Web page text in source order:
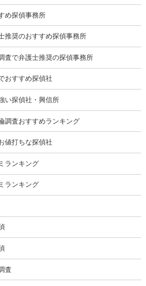
離婚
ー
所
め探偵事務所
推奨のおすすめ探偵事務所
査で弁護士推奨の探偵事務所
おすすめ探偵社
い探偵社・興信所
調査おすすめランキング
値打ちな探偵社
ランキング
ランキング
査